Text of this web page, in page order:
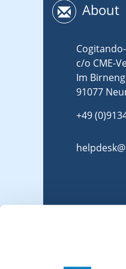
About
c/o CME-
Im
91077
+49